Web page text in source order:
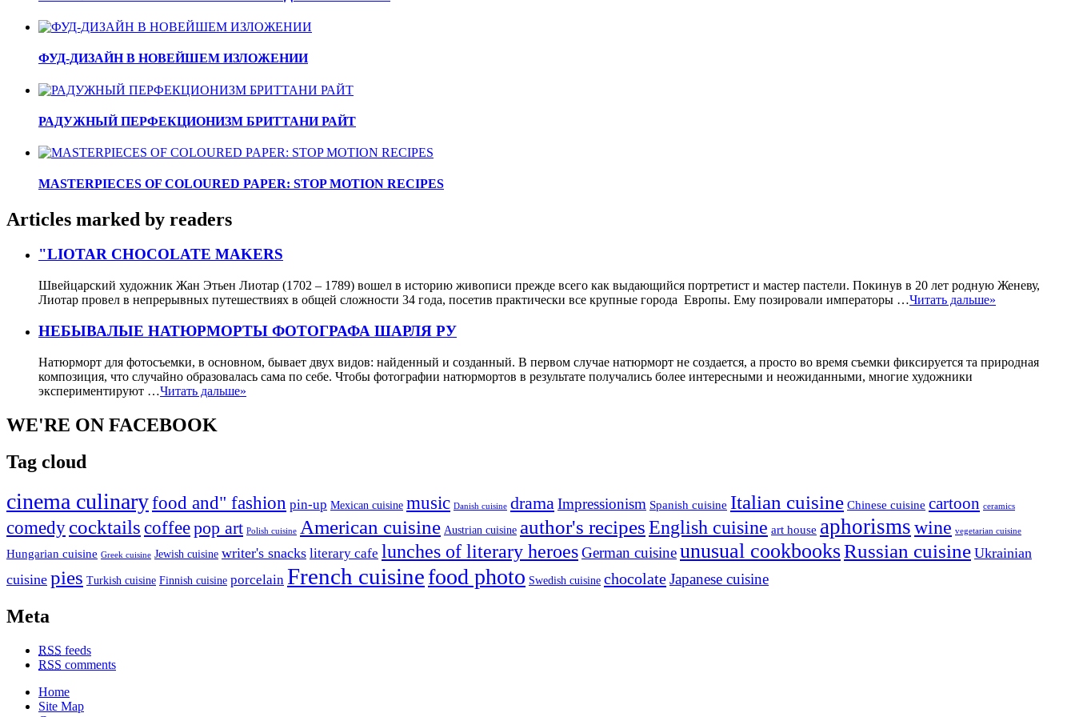
ФУД-ДИЗАЙН В НОВЕЙШЕМ ИЗЛОЖЕНИИ
РАДУЖНЫЙ ПЕРФЕКЦИОНИЗМ БРИТТАНИ РАЙТ
MASTERPIECES OF COLOURED PAPER: STOP MOTION RECIPES
Articles marked by readers
"LIOTAR CHOCOLATE MAKERS
Швейцарский художник Жан Этьен Лиотар (1702 – 1789) вошел в историю живописи прежде всего как выдающийся портретист и мастер пастели. Покинув в 20 лет родную Женеву,
Лиотар провел в непрерывных путешествиях в общей сложности 34 года, посетив практически все крупные города Европы. Ему позировали императоры …Читать дальше»
НЕБЫВАЛЫЕ НАТЮРМОРТЫ ФОТОГРАФА ШАРЛЯ РУ
Натюрморт для фотосъемки, в основном, бывает двух видов: найденный и созданный. В первом случае натюрморт не создается, а просто во время съемки фиксируется та природная
композиция, что случайно образовалась сама по себе. Чтобы фотографии натюрмортов в результате получались более интересными и неожиданными, многие художники
экспериментируют …Читать дальше»
WE'RE ON FACEBOOK
Tag cloud
cinema culinaryfood and" fashion pin-up Mexican cuisine music Danish cuisine dramaImpressionism Spanish cuisine Italian cuisine Chinese cuisine cartoon ceramics
comedy cocktails coffeepop art Polish cuisine American cuisine Austrian cuisine author's recipesEnglish cuisine art house aphorismswine vegetarian cuisine
Hungarian cuisine Greek cuisine Jewish cuisine writer's snacks literary cafe lunches of literary heroesGerman cuisineunusual cookbooksRussian cuisine Ukrainian
cuisine pies Turkish cuisine Finnish cuisine porcelain French cuisinefood photo Swedish cuisine chocolateJapanese cuisine
Meta
RSS feeds
RSS comments
Home
Site Map